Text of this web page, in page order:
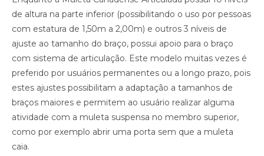
de altura na parte inferior (possibilitando o uso por pessoas
com estatura de 1,50m a 2,00m) e outros 3 níveis de
ajuste ao tamanho do braço, possui apoio para o braço
com sistema de articulação. Este modelo muitas vezes é
preferido por usuários permanentes ou a longo prazo, pois
estes ajustes possibilitam a adaptação a tamanhos de
braços maiores e permitem ao usuário realizar alguma
atividade com a muleta suspensa no membro superior,
como por exemplo abrir uma porta sem que a muleta
caia.